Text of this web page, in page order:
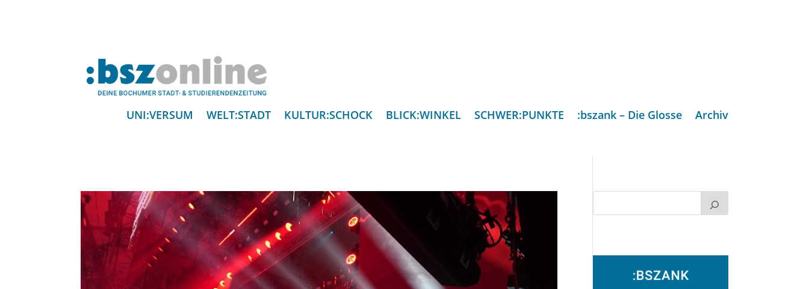
UNI:VERSUM WELT:STADT KULTUR:SCHOCK BLICK:WINKEL SCHWER:PUNKTE :bszank – Die Glosse Archiv